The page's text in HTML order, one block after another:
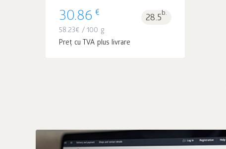
30.86 € 28.5b.
58.23€ / 100 g
Preț cu TVA plus livrare